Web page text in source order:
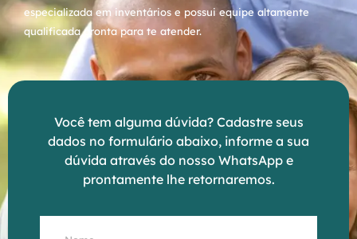
especializada em inventários e possui equipe altamente
qualificada pronta para te atender.
Você tem alguma dúvida? Cadastre seus
dados no formulário abaixo, informe a sua
dúvida através do nosso WhatsApp e
prontamente lhe retornaremos.